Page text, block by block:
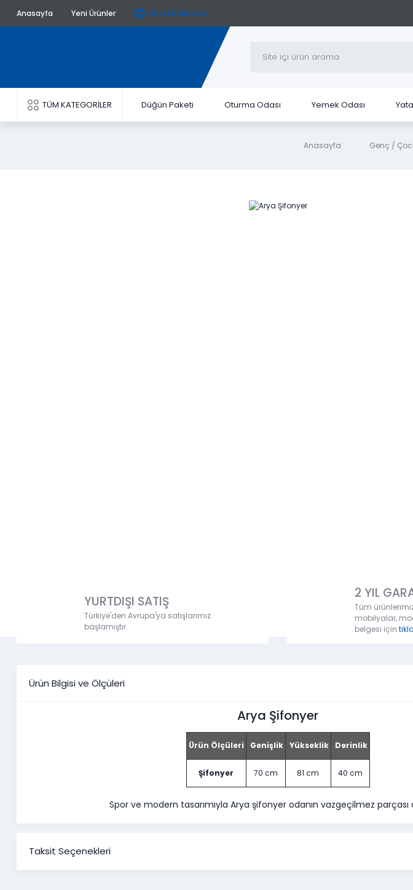
Anasayfa Yeni Ürünler Destek Merkezi
TÜM KATEGORİLER Düğün Paketi Oturma Odası Yemek Odası
Anasayfa Genç /
YURTDIŞI SATIŞ
Türkiye'den Avrupa'ya satışlarımız
başlamıştır.
2 YIL
Tüm
mobilyalar,
belgesi için
Ürün Bilgisi ve Ölçüleri
Arya Şifonyer
Ürün Ölçüleri Genişlik Yükseklik Derinlik
Şifonyer 70 cm 81 cm 40 cm
Spor ve modern tasarımıyla Arya şifonyer odanın vazgeçilmez parçası
Taksit Seçenekleri